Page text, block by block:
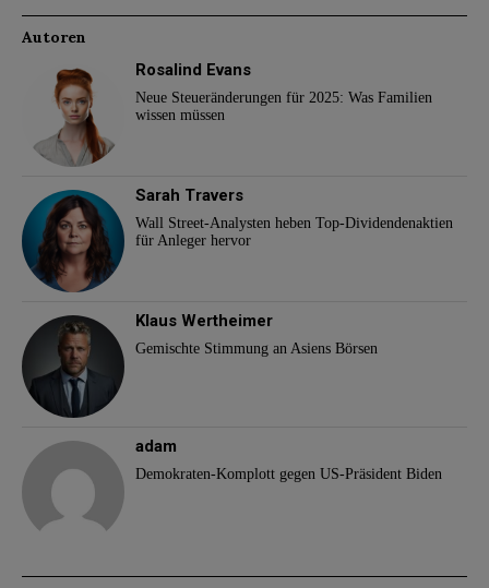
Autoren
Rosalind Evans
Neue Steueränderungen für 2025: Was Familien
wissen müssen
Sarah Travers
Wall Street-Analysten heben Top-Dividendenaktien
für Anleger hervor
Klaus Wertheimer
Gemischte Stimmung an Asiens Börsen
adam
Demokraten-Komplott gegen US-Präsident Biden